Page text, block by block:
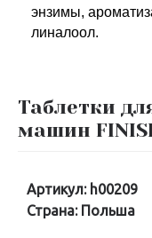
энзимы,
линалоол.
Таблетки
машин
Артикул: h00209
Страна: Польша